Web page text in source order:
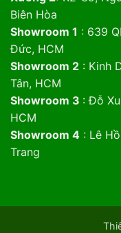
Biên Hòa
Showroom 1 : 639
Đức, HCM
Showroom 2: Kinh
Tân, HCM
Showroom 3 : Đỗ
HCM
Showroom 4: Lê
Trang